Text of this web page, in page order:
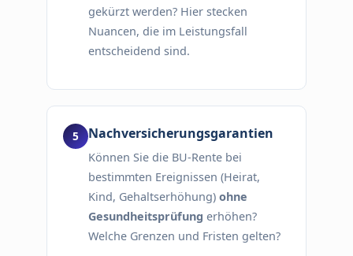
gekürzt werden? Hier stecken
Nuancen, die im Leistungsfall
entscheidend sind.
Nachversicherungsgarantien
Können Sie die BU-Rente bei
bestimmten Ereignissen (Heirat,
Kind, Gehaltserhöhung) ohne
Gesundheitsprüfung erhöhen?
Welche Grenzen und Fristen gelten?